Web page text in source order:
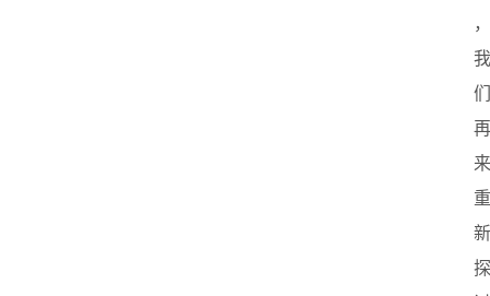
，
我
们
再
来
重
新
探